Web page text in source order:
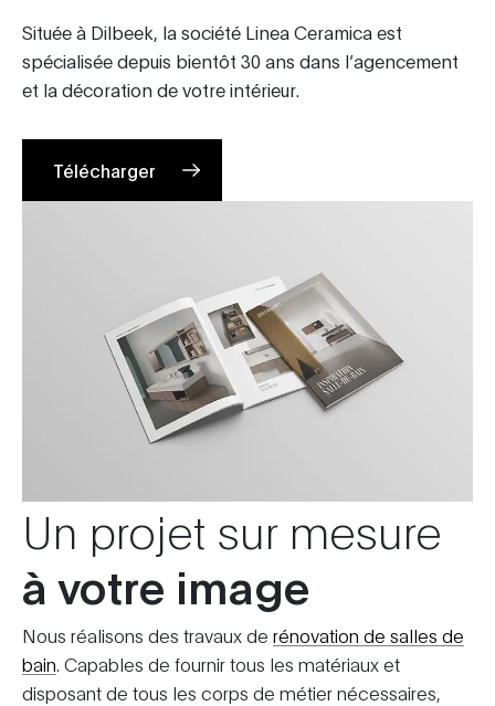
Située à Dilbeek, la société Linea Ceramica est
spécialisée depuis bientôt 30 ans dans l’agencement
et la décoration de votre intérieur.
Télécharger
Un projet sur mesure
à votre image
Nous réalisons des travaux de rénovation de salles de
bain . Capables de fournir tous les matériaux et
disposant de tous les corps de métier nécessaires,